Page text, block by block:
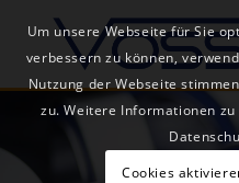
Um unsere Webseite für Sie
verbessern zu können,
Nutzung der Webseite
zu. Weitere Informationen
Cookies